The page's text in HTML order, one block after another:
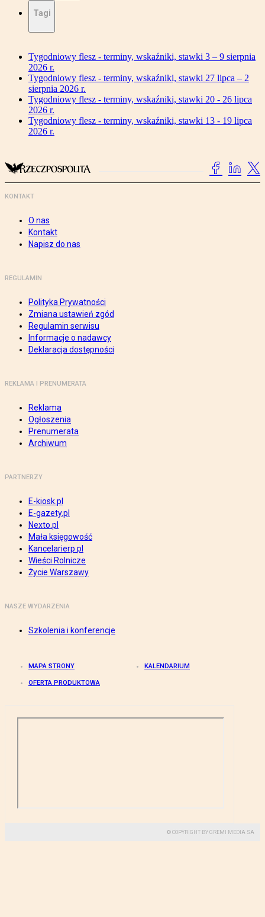
Tagi
Tygodniowy flesz - terminy, wskaźniki, stawki 3 – 9 sierpnia
2026 r.
Tygodniowy flesz - terminy, wskaźniki, stawki 27 lipca – 2
sierpnia 2026 r.
Tygodniowy flesz - terminy, wskaźniki, stawki 20 - 26 lipca
2026 r.
Tygodniowy flesz - terminy, wskaźniki, stawki 13 - 19 lipca
2026 r.
KONTAKT
O nas
Kontakt
Napisz do nas
REGULAMIN
Polityka Prywatności
Zmiana ustawień zgód
Regulamin serwisu
Informacje o nadawcy
Deklaracja dostępności
REKLAMA I PRENUMERATA
Reklama
Ogłoszenia
Prenumerata
Archiwum
PARTNERZY
E-kiosk.pl
E-gazety.pl
Nexto.pl
Mała księgowość
Kancelarierp.pl
Wieści Rolnicze
Życie Warszawy
NASZE WYDARZENIA
Szkolenia i konferencje
MAPA STRONY KALENDARIUM
OFERTA PRODUKTOWA
© COPYRIGHT BY GREMI MEDIA SA